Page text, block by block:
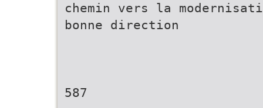
chemin vers la
bonne direction
587